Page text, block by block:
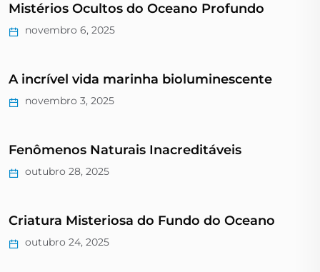
Mistérios Ocultos do Oceano Profundo
novembro 6, 2025
A incrível vida marinha bioluminescente
novembro 3, 2025
Fenômenos Naturais Inacreditáveis
outubro 28, 2025
Criatura Misteriosa do Fundo do Oceano
outubro 24, 2025